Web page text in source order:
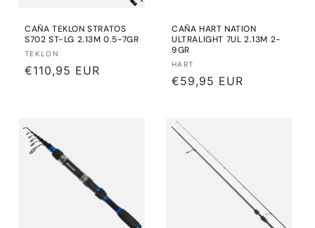
CAÑA TEKLON STRATOS
S702 ST-LG 2.13M 0.5-7GR
Proveedor:
TEKLON
Precio
€110,95 EUR
CAÑA HART NATION
ULTRALIGHT 7UL 2.13M 2-
9GR
Proveedor:
HART
Precio
€59,95 EUR